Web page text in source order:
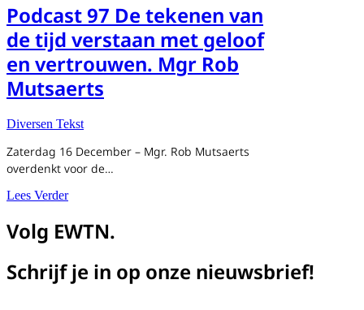
Podcast 97 De tekenen van
de tijd verstaan met geloof
en vertrouwen. Mgr Rob
Mutsaerts
Diversen Tekst
Zaterdag 16 December – Mgr. Rob Mutsaerts
overdenkt voor de…
Lees Verderabout Podcast 97 De tekenen van de tijd verstaan met
Volg EWTN.
Schrijf je in op onze nieuwsbrief!